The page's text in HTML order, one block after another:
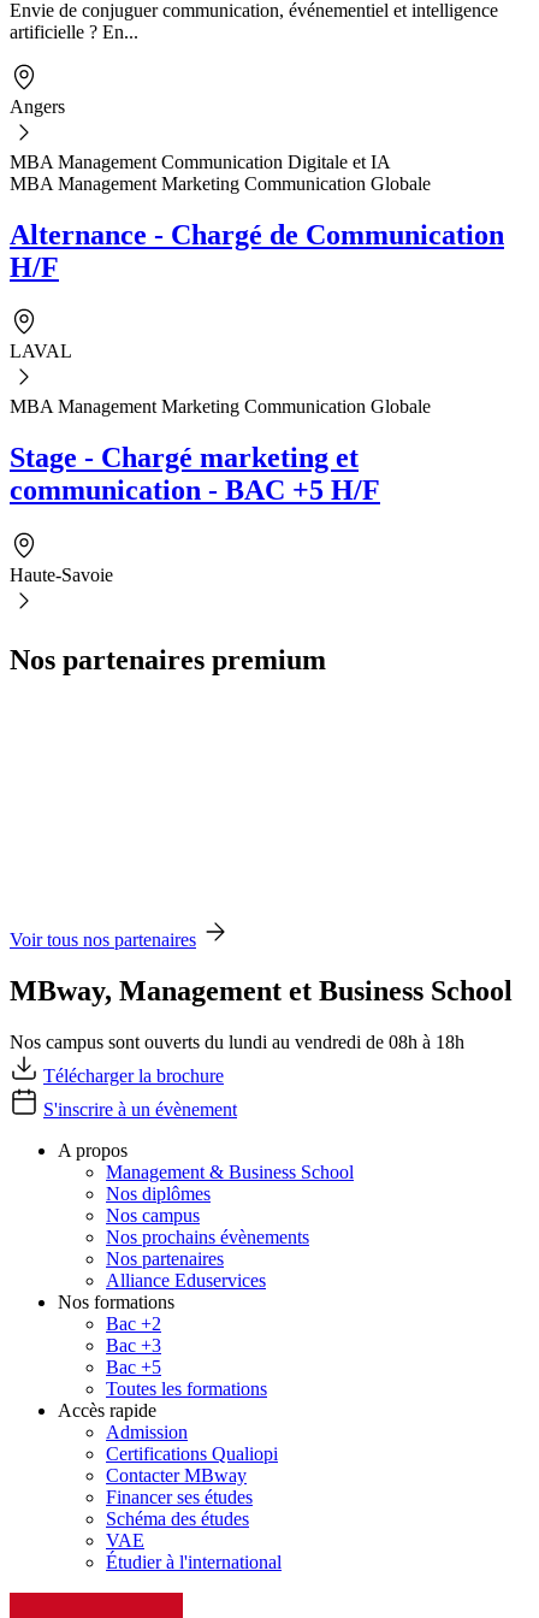
Envie de conjuguer communication, événementiel et intelligence
artificielle ? En...
Angers
MBA Management Communication Digitale et IA
MBA Management Marketing Communication Globale
Alternance - Chargé de Communication
H/F
LAVAL
MBA Management Marketing Communication Globale
Stage - Chargé marketing et
communication - BAC +5 H/F
Haute-Savoie
Nos partenaires premium
Voir tous nos partenaires
MBway, Management et Business School
Nos campus sont ouverts du lundi au vendredi de 08h à 18h
Télécharger la brochure
S'inscrire à un évènement
A propos
Management & Business School
Nos diplômes
Nos campus
Nos prochains évènements
Nos partenaires
Alliance Eduservices
Nos formations
Bac +2
Bac +3
Bac +5
Toutes les formations
Accès rapide
Admission
Certifications Qualiopi
Contacter MBway
Financer ses études
Schéma des études
VAE
Étudier à l'international